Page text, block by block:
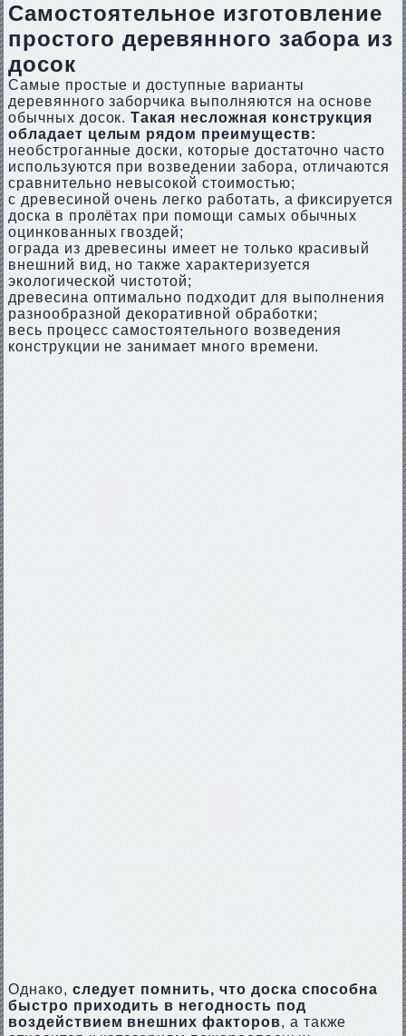
Самостоятельное изготовление
простого деревянного забора из
досок
Самые простые и доступные варианты
деревянного заборчика выполняются на основе
обычных досок.Такая несложная конструкция
обладает целым рядом преимуществ:
необстроганные доски, которые достаточно часто
используются при возведении забора, отличаются
сравнительно невысокой стоимостью;
с древесиной очень легко работать, а фиксируется
доска в пролётах при помощи самых обычных
оцинкованных гвоздей;
ограда из древесины имеет не только красивый
внешний вид, но также характеризуется
экологической чистотой;
древесина оптимально подходит для выполнения
разнообразной декоративной обработки;
весь процесс самостоятельного возведения
конструкции не занимает много времени.
Однако, следует помнить, что доска способна
быстро приходить в негодность под
воздействием внешних факторов, а также